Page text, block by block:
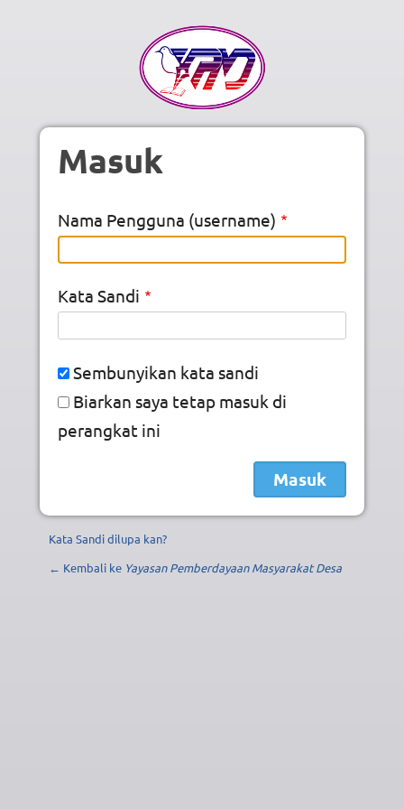
Masuk
Nama Pengguna (username)
Kata Sandi
Sembunyikan kata sandi
Biarkan saya tetap masuk di
perangkat ini
Kata Sandi dilupa kan?
← Kembali ke Yayasan Pemberdayaan Masyarakat Desa